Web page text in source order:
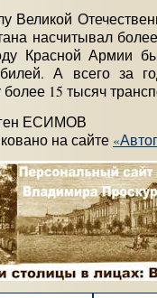
Великой
насчитывал
Красной Армии
А всего за
15 тысяч
ЕСИМОВ
на сайте